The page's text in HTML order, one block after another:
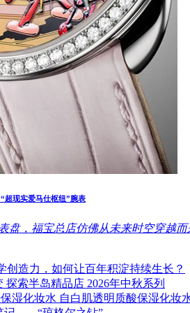
超现实爱马仕枢纽”腕表
盘，福宝总店仿佛从未来时空穿越而
创造力，如何让百年积淀持续生长？
探索半岛精品店 2026年中秋系列
湿化妆水 自白肌透明质酸保湿化妆